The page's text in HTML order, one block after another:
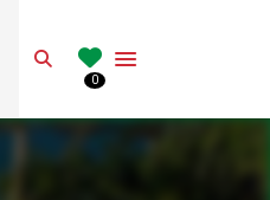
Search
0